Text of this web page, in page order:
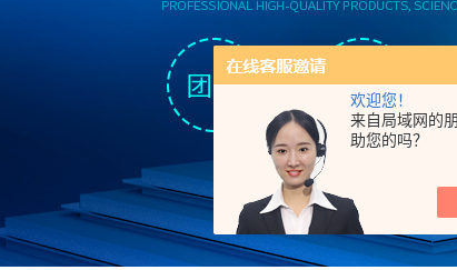
欢迎您！
来自局域网的
助您的吗？